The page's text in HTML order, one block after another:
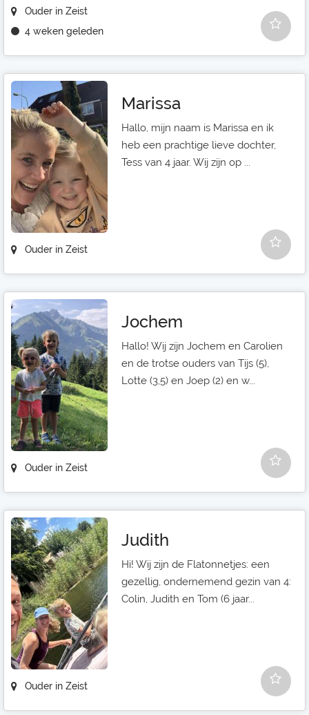
Ouder in Zeist
4 weken geleden
Ouder in Zeist
Marissa
Hallo, mijn naam is Marissa en ik
heb een prachtige lieve dochter,
Tess van 4 jaar. Wij zijn op ...
Ouder in Zeist
Jochem
Hallo! Wij zijn Jochem en Carolien
en de trotse ouders van Tijs (5),
Lotte (3,5) en Joep (2) en w...
Ouder in Zeist
Judith
Hi! Wij zijn de Flatonnetjes: een
gezellig, ondernemend gezin van 4:
Colin, Judith en Tom (6 jaar...